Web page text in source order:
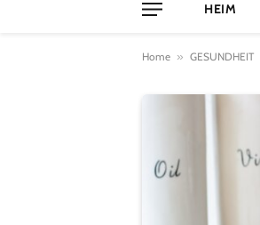
HEIM
Home » GESUNDHEIT